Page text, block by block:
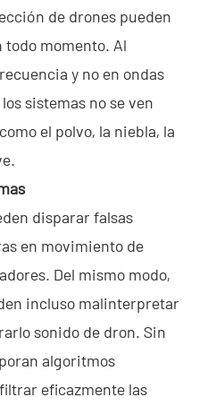
de drones pueden
momento. Al
y no en ondas
sistemas no se ven
el polvo, la niebla, la
disparar falsas
en movimiento de
Del mismo modo,
incluso malinterpretar
sonido de dron. Sin
algoritmos
eficazmente las